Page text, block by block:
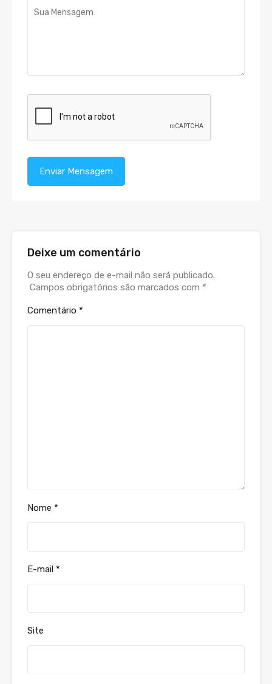
Deixe um comentário
O seu endereço de e-mail não será publicado.
Campos obrigatórios são marcados com *
Comentário *
Nome *
E-mail *
Site